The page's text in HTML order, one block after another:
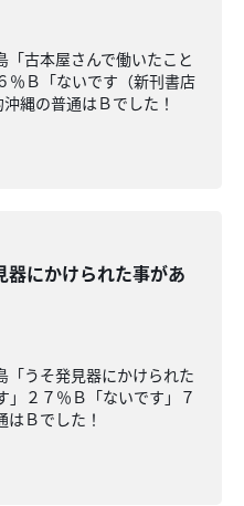
「古本屋さんで働いたこと
％Ｂ「ないです（新刊書店
縄の普通はＢでした！
器にかけられた事があ
「うそ発見器にかけられた
」２７％Ｂ「ないです」７
はＢでした！